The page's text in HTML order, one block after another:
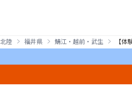
北陸 福井県 鯖江・越前・武生 【